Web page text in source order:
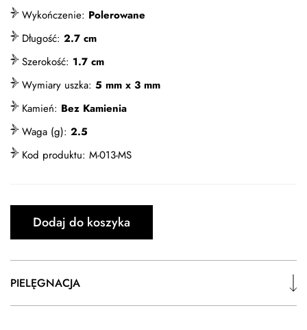
Wykończenie: Polerowane
Długość: 2.7 cm
Szerokość: 1.7 cm
Wymiary uszka: 5 mm x 3 mm
Kamień: Bez Kamienia
Waga (g): 2.5
Kod produktu: M-013-MS
Dodaj do koszyka
PIELĘGNACJA